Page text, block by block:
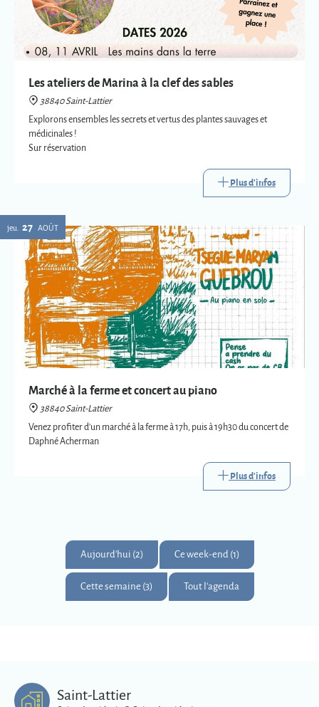
Les ateliers de Marina à la clef des sables
38840 Saint-Lattier
Explorons ensembles les secrets et vertus des plantes sauvages et
médicinales !
Sur réservation
Plus d'infos
jeu. 27 AOÛT
Marché à la ferme et concert au piano
38840 Saint-Lattier
Venez profiter d'un marché à la ferme à 17h, puis à 19h30 du concert de
Daphné Acherman
Plus d'infos
Aujourd'hui (2) Ce week-end (1)
Cette semaine (3) Tout l'agenda
Saint-Lattier